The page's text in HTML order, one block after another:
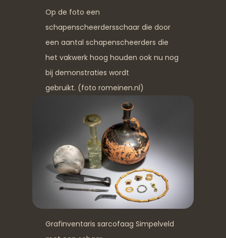
Op de foto een
schapenscheerdersschaar die door
een aantal schapenscheerders die
het vakwerk hoog houden ook nu nog
bij demonstraties wordt
gebruikt. (foto romeinen.nl)
Grafinventaris sarcofaag Simpelveld